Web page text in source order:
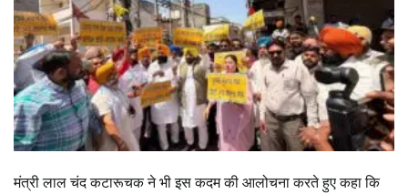
मंत्री लाल चंद कटारूचक ने भी इस कदम की आलोचना करते हुए कहा कि